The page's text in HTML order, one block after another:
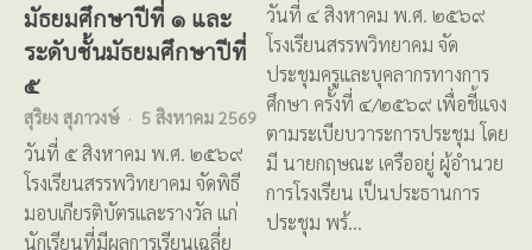
มัธยมศึกษาปีที่ ๑ และ
ระดับชั้นมัธยมศึกษาปีที่
๕
สุริยง สุภาวงษ์ 5 สิงหาคม 2569
วันที่ ๕ สิงหาคม พ.ศ. ๒๕๖๙
โรงเรียนสรรพวิทยาคม จัดพิธี
มอบเกียรติบัตรและรางวัล แก่
นักเรียนที่มีผลการเรียนเฉลี่ย
วันที่ ๔ สิงหาคม พ.ศ. ๒๕๖๙
โรงเรียนสรรพวิทยาคม จัด
ประชุมครูและบุคลากรทางการ
ศึกษา ครั้งที่ ๔/๒๕๖๙ เพื่อชี้แจง
ตามระเบียบวาระการประชุม โดย
มี นายกฤษณะ เครืออยู่ ผู้อำนวย
การโรงเรียน เป็นประธานการ
ประชุม พร้…